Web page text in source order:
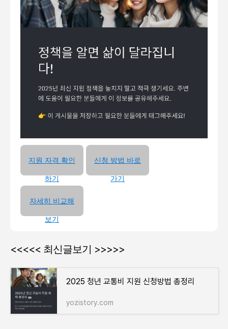
지원 자격 확인
하기
신청 방법 바로
가기
자세히 비교해
보기
<<<<< 최신글보기 >>>>>
2025 청년 교통비 지원 신청방법 총정리
yozistory.com